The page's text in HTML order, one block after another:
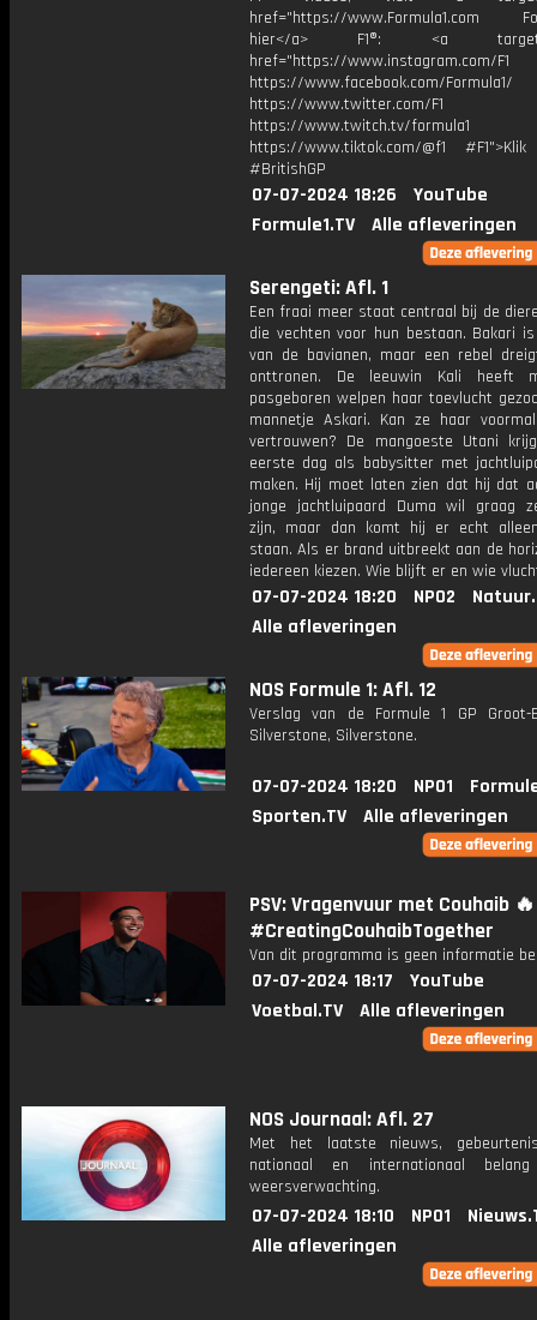
href="https://www.Formula1.com
hier</a> F1®: <a
href="https://www.instagram.com/F1
https://www.facebook.com/Formula1/
https://www.twitter.com/F1
https://www.twitch.tv/formula1
https://www.tiktok.com/@f1
#BritishGP
07-07-2024 18:26
YouTube
Formule1.TV
Alle afleveringen
Serengeti: Afl. 1
Een fraai meer staat centraal bij de
die vechten voor hun bestaan. Bakari
van de bavianen, maar een rebel
onttronen. De leeuwin Kali heeft
pasgeboren welpen haar toevlucht
mannetje Askari. Kan ze haar
vertrouwen? De mangoeste Utani
eerste dag als babysitter met
maken. Hij moet laten zien dat hij dat
jonge jachtluipaard Duma wil graag
zijn, maar dan komt hij er echt
staan. Als er brand uitbreekt aan de
iedereen kiezen. Wie blijft er en wie
07-07-2024 18:20 NPO2
Alle afleveringen
NOS Formule 1: Afl. 12
Verslag van de Formule 1 GP Groot-
Silverstone, Silverstone.
07-07-2024 18:20 NPO1
Sporten.TV
Alle afleveringen
PSV: Vragenvuur met Couhaib 🔥
#CreatingCouhaibTogether
Van dit programma is geen informatie
07-07-2024 18:17
YouTube
Voetbal.TV
Alle afleveringen
NOS Journaal: Afl. 27
Met het laatste nieuws,
nationaal en internationaal
weersverwachting.
07-07-2024 18:10 NPO1
Alle afleveringen